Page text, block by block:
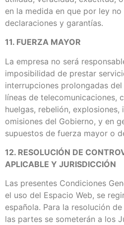
en la medida en que por ley
declaraciones y garantías.
11. FUERZA MAYOR
La empresa no será
imposibilidad de prestar
interrupciones prolongadas
líneas de telecomunicaciones,
huelgas, rebelión, explosiones,
omisiones del Gobierno, y en
supuestos de fuerza mayor o
12. RESOLUCIÓN DE
APLICABLE Y JURISDICCIÓN
Las presentes Condiciones
el uso del Espacio Web, se
española. Para la resolución
las partes se someterán a los